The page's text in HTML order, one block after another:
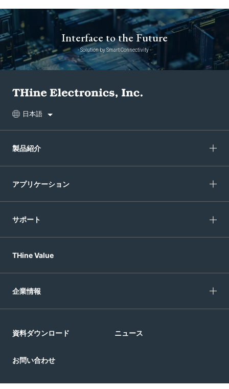
Interface to the Future
- Solution by Smart Connectivity -
日本語
製品紹介
アプリケーション
サポート
THine Value
企業情報
資料ダウンロード ニュース
お問い合わせ